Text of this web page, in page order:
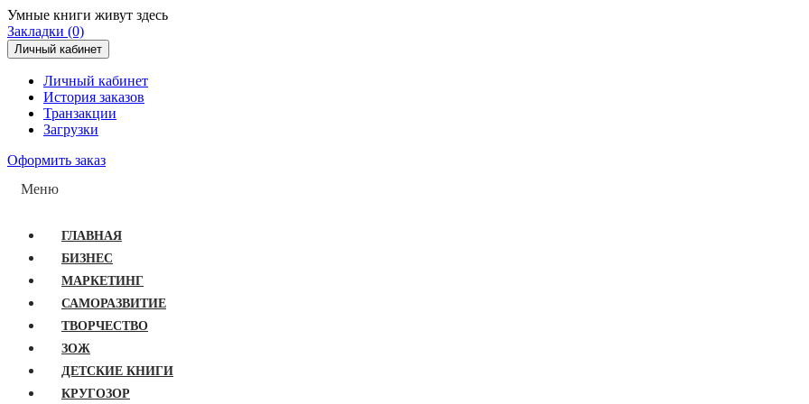
Умные книги живут здесь
Закладки (0)
Личный кабинет
Личный кабинет
История заказов
Транзакции
Загрузки
Оформить заказ
Меню
ГЛАВНАЯ
БИЗНЕС
МАРКЕТИНГ
САМОРАЗВИТИЕ
ТВОРЧЕСТВО
ЗОЖ
ДЕТСКИЕ КНИГИ
КРУГОЗОР